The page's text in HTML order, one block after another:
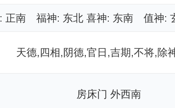
: 正南 福神: 东北 喜神: 东南 值神:
天德,四相,阴德,官日,吉期,不将,除
房床门 外西南